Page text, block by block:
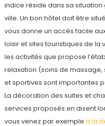
indice réside dans sa
ville. Un bon hôtel doit être
vous donne un accès facile
loisir et sites touristiques de
les activités que propose
relaxation (soins de
et sportives sont importantes
La décoration des suites et
services proposés en disent
vous venez par exemple à la